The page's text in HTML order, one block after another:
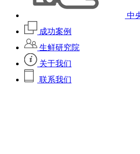
中
成功案例
生鲜研究院
关于我们
联系我们